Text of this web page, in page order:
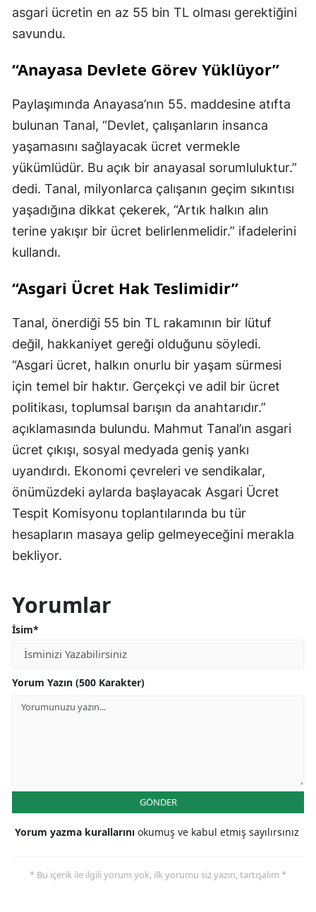
asgari ücretin en az 55 bin TL olması gerektiğini
savundu.
“Anayasa Devlete Görev Yüklüyor”
Paylaşımında Anayasa’nın 55. maddesine atıfta
bulunan Tanal, “Devlet, çalışanların insanca
yaşamasını sağlayacak ücret vermekle
yükümlüdür. Bu açık bir anayasal sorumluluktur.”
dedi. Tanal, milyonlarca çalışanın geçim sıkıntısı
yaşadığına dikkat çekerek, “Artık halkın alın
terine yakışır bir ücret belirlenmelidir.” ifadelerini
kullandı.
“Asgari Ücret Hak Teslimidir”
Tanal, önerdiği 55 bin TL rakamının bir lütuf
değil, hakkaniyet gereği olduğunu söyledi.
“Asgari ücret, halkın onurlu bir yaşam sürmesi
için temel bir haktır. Gerçekçi ve adil bir ücret
politikası, toplumsal barışın da anahtarıdır.”
açıklamasında bulundu. Mahmut Tanal’ın asgari
ücret çıkışı, sosyal medyada geniş yankı
uyandırdı. Ekonomi çevreleri ve sendikalar,
önümüzdeki aylarda başlayacak Asgari Ücret
Tespit Komisyonu toplantılarında bu tür
hesapların masaya gelip gelmeyeceğini merakla
bekliyor.
Yorumlar
İsim*
Yorum Yazın (500 Karakter)
GÖNDER
Yorum yazma kurallarını okumuş ve kabul etmiş sayılırsınız
* Bu içerik ile ilgili yorum yok, ilk yorumu siz yazın, tartışalım *